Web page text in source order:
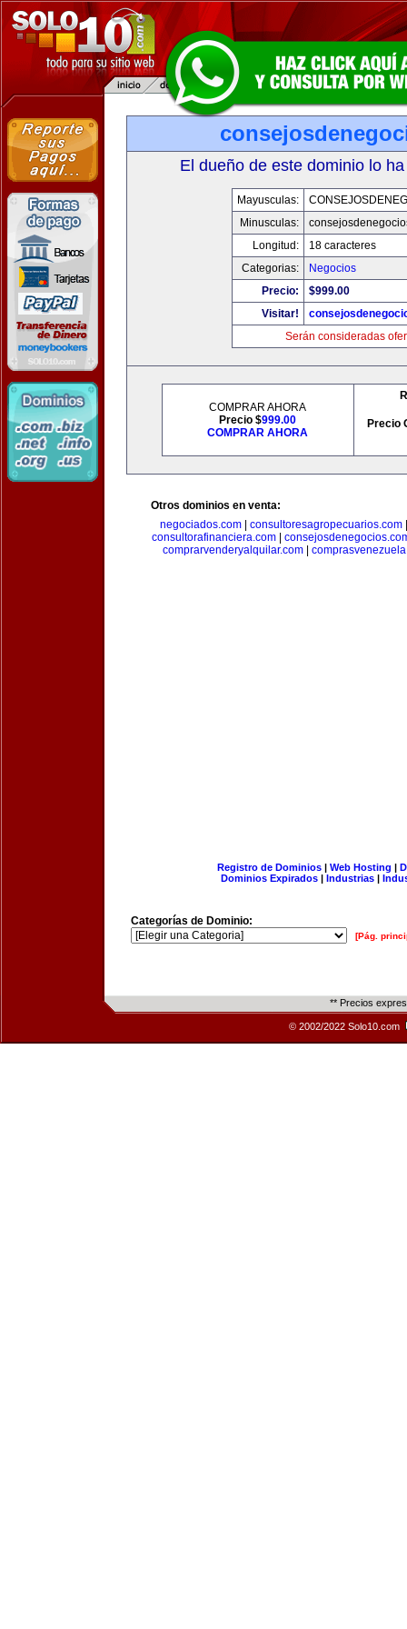
El dueño de este dominio lo
Mayusculas:
Minusculas:
Longitud:
18 caracteres
Categorias:
Negocios
Precio:
$999.00
Visitar!
Serán consideradas
COMPRAR AHORA
Precio $999.00
COMPRAR AHORA
Precio
Otros dominios en venta:
negociados.com
consultoresagropecuarios.com
consultorafinanciera.com|
comprarvenderyalquilar.com|
Registro de Dominios| Web Hosting |
Dominios Expirados | Industrias |
Categorías de Dominio:
[Pág.
** Precios
© 2002/2022 Solo10.com